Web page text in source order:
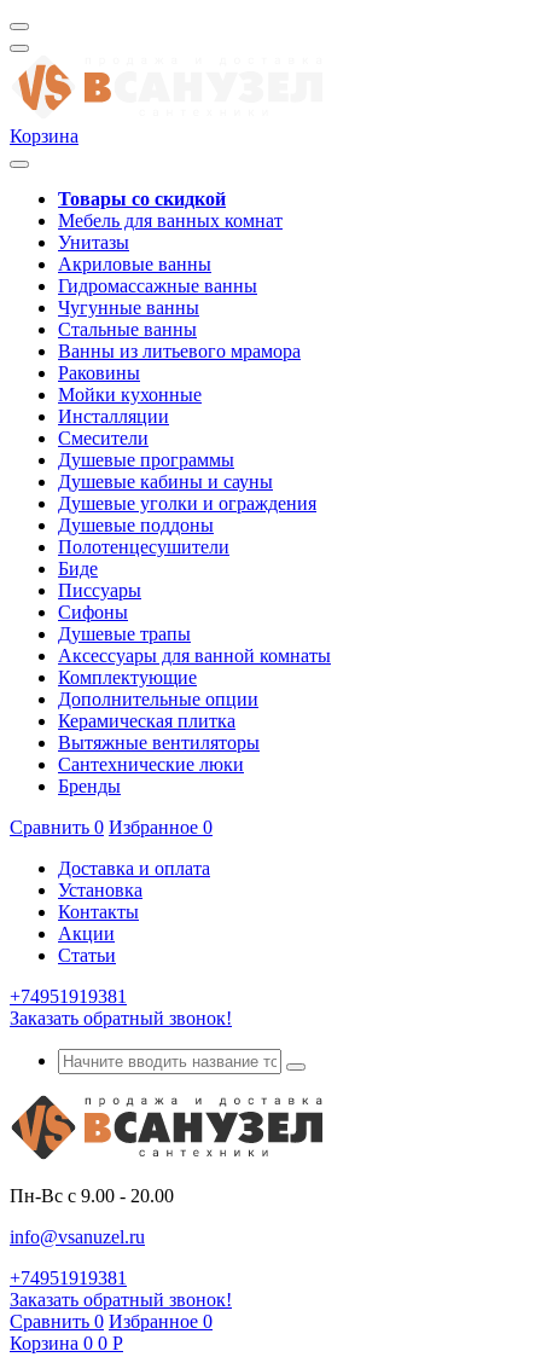
Корзина
Товары со скидкой
Мебель для ванных комнат
Унитазы
Акриловые ванны
Гидромассажные ванны
Чугунные ванны
Стальные ванны
Ванны из литьевого мрамора
Раковины
Мойки кухонные
Инсталляции
Смесители
Душевые программы
Душевые кабины и сауны
Душевые уголки и ограждения
Душевые поддоны
Полотенцесушители
Биде
Писсуары
Сифоны
Душевые трапы
Аксессуары для ванной комнаты
Комплектующие
Дополнительные опции
Керамическая плитка
Вытяжные вентиляторы
Сантехнические люки
Бренды
Сравнить 0 Избранное 0
Доставка и оплата
Установка
Контакты
Акции
Статьи
+74951919381
Заказать обратный звонок!
Пн-Вс с 9.00 - 20.00
info@vsanuzel.ru
+74951919381
Заказать обратный звонок!
Сравнить 0 Избранное 0
Корзина 0 0 Р